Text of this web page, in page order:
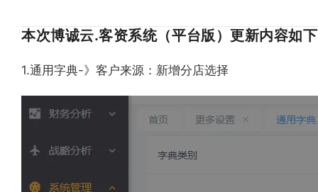
本次博诚云.客资系统（平台版）更新内容如
1.通用字典-》客户来源：新增分店选择